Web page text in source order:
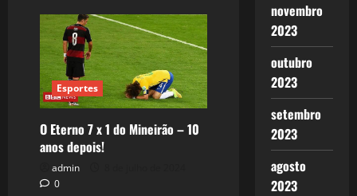
A
crise
de
2005-
2008
PARIU
a
Extrema-
direita!
Esportes
O Eterno 7 x 1 do Mineirão – 10
anos depois!
admin
0
novembro
2023
outubro
2023
setembro
2023
agosto
2023